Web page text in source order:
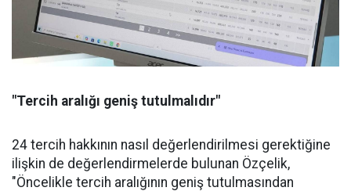
"Tercih aralığı geniş tutulmalıdır"
24 tercih hakkının nasıl değerlendirilmesi gerektiğine
ilişkin de değerlendirmelerde bulunan Özçelik,
"Öncelikle tercih aralığının geniş tutulmasından